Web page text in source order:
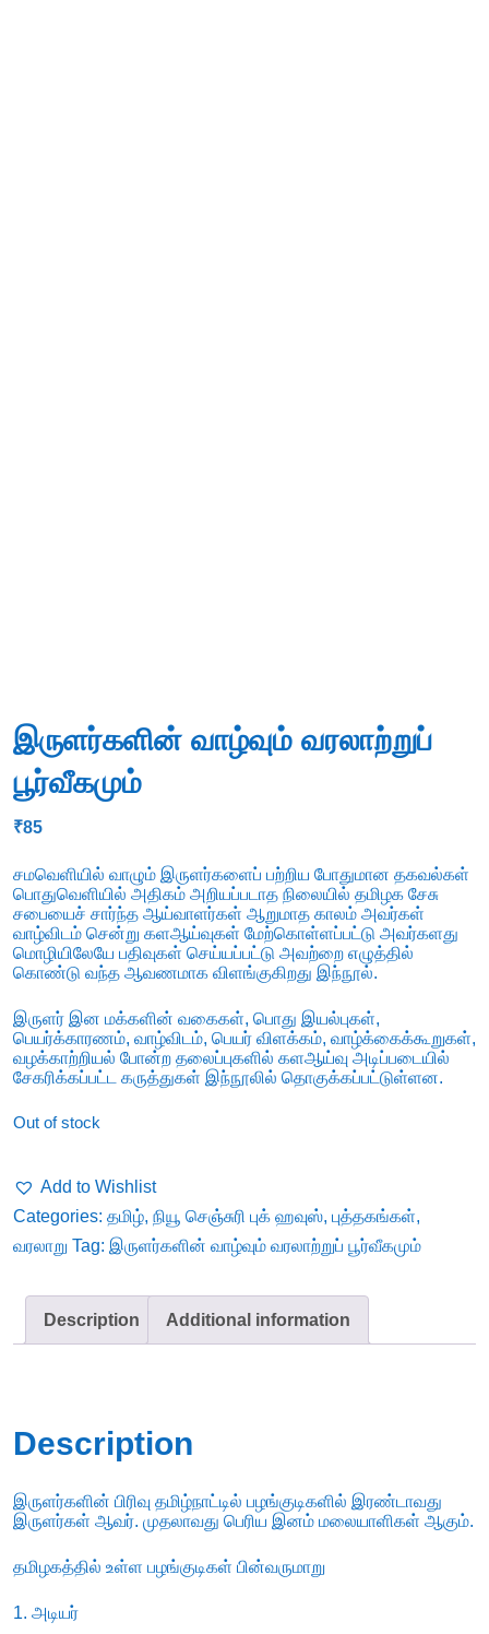
இருளர்களின் வாழ்வும் வரலாற்றுப்
பூர்வீகமும்
₹85
சமவெளியில் வாழும் இருளர்களைப் பற்றிய போதுமான தகவல்கள்
பொதுவெளியில் அதிகம் அறியப்படாத நிலையில் தமிழக சேசு
சபையைச் சார்ந்த ஆய்வாளர்கள் ஆறுமாத காலம் அவர்கள்
வாழ்விடம் சென்று களஆய்வுகள் மேற்கொள்ளப்பட்டு அவர்களது
மொழியிலேயே பதிவுகள் செய்யப்பட்டு அவற்றை எழுத்தில்
கொண்டு வந்த ஆவணமாக விளங்குகிறது இந்நூல்.
இருளர் இன மக்களின் வகைகள், பொது இயல்புகள்,
பெயர்க்காரணம், வாழ்விடம், பெயர் விளக்கம், வாழ்க்கைக்கூறுகள்,
வழக்காற்றியல் போன்ற தலைப்புகளில் களஆய்வு அடிப்படையில்
சேகரிக்கப்பட்ட கருத்துகள் இந்நூலில் தொகுக்கப்பட்டுள்ளன.
Out of stock
Add to Wishlist
Categories: தமிழ், நியூ செஞ்சுரி புக் ஹவுஸ், புத்தகங்கள்,
வரலாறு Tag: இருளர்களின் வாழ்வும் வரலாற்றுப் பூர்வீகமும்
Description Additional information
Description
இருளர்களின் பிரிவு தமிழ்நாட்டில் பழங்குடிகளில் இரண்டாவது
இருளர்கள் ஆவர். முதலாவது பெரிய இனம் மலையாளிகள் ஆகும்.
தமிழகத்தில் உள்ள பழங்குடிகள் பின்வருமாறு
1. அடியர்